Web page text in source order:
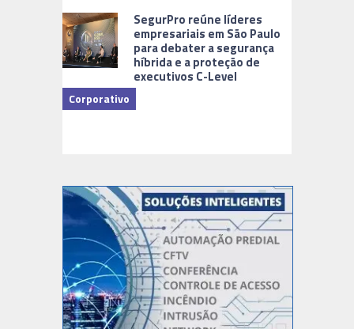
SegurPro reúne líderes
empresariais em São Paulo
para debater a segurança
híbrida e a proteção de
executivos C-Level
Corporativo